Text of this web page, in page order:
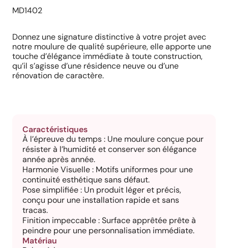
MD1402
Donnez une signature distinctive à votre projet avec
notre moulure de qualité supérieure, elle apporte une
touche d’élégance immédiate à toute construction,
qu’il s’agisse d’une résidence neuve ou d’une
rénovation de caractère.
Caractéristiques
À l’épreuve du temps : Une moulure conçue pour
résister à l’humidité et conserver son élégance
année après année.
Harmonie Visuelle : Motifs uniformes pour une
continuité esthétique sans défaut.
Pose simplifiée : Un produit léger et précis,
conçu pour une installation rapide et sans
tracas.
Finition impeccable : Surface apprêtée prête à
peindre pour une personnalisation immédiate.
Matériau